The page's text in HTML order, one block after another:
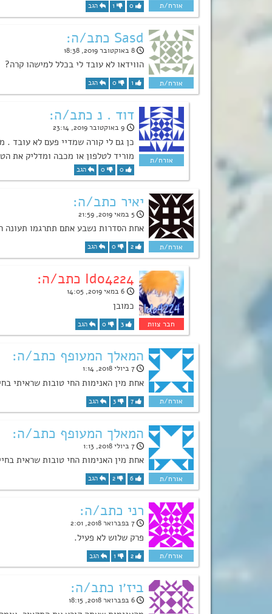
0
1 הגב
Sasd כתב/ה:
8 באוקטובר 2019, 18:38
הווידאו לא עובד לי בכלל למישהו קרה?
1
0 הגב
דוד . נ כתב/ה:
9 באוקטובר 2019, 23:14
כן גם לי קורה שמדיי פעם לא עובד .
מוריד לטלפון או מכבה ומדליק את
0
0 הגב
יאיר כתב/ה:
5 במאי 2019, 21:59
אחת הסדרות נשבע אתם תתרגמו תעונה ה 4 כשהיא
2
0 הגב
Ido4224 כתב/ה:
6 במאי 2019, 14:05
כמובן
3
0 הגב
המאלך המעופף כתב/ה:
7 ביולי 2018, 1:14
אחת מין האנימות החי טובות שראיתי
7
3 הגב
המאלך המעופף כתב/ה:
7 ביולי 2018, 1:13
אחת מין האנימות החי טובות שראית
6
2 הגב
רני כתב/ה:
7 בפברואר 2018, 2:01
פרק שלוש לא פעיל.
2
1 הגב
ביז׳ו כתב/ה:
6 בפברואר 2018, 18:15